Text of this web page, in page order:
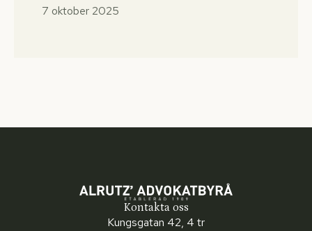
7 oktober 2025
Kontakta oss
Kungsgatan 42, 4 tr